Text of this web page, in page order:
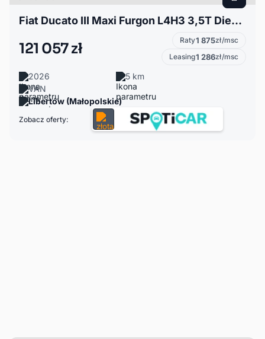
Fiat Ducato III Maxi Furgon L4H3 3,5T Diesel 180KM Manual 38144
121 057 zł Raty1 875zł/msc
Leasing1 286zł/msc
2026
5 km
VAN
Libertów (Małopolskie)
Zobacz oferty: